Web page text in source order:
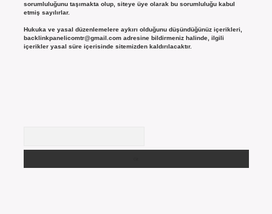
sorumluluğunu taşımakta olup, siteye üye olarak bu sorumluluğu kabul
etmiş sayılırlar.
Hukuka ve yasal düzenlemelere aykırı olduğunu düşündüğünüz içerikleri,
backlinkpanelicomtr@gmail.comadresine bildirmeniz halinde, ilgili
içerikler yasal süre içerisinde sitemizden kaldırılacaktır.